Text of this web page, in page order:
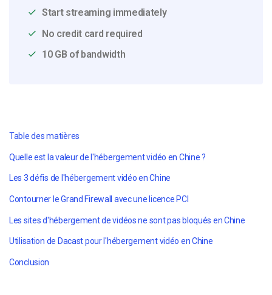
Start streaming immediately
No credit card required
10 GB of bandwidth
Table des matières
Quelle est la valeur de l'hébergement vidéo en Chine ?
Les 3 défis de l'hébergement vidéo en Chine
Contourner le Grand Firewall avec une licence PCI
Les sites d'hébergement de vidéos ne sont pas bloqués en Chine
Utilisation de Dacast pour l'hébergement vidéo en Chine
Conclusion